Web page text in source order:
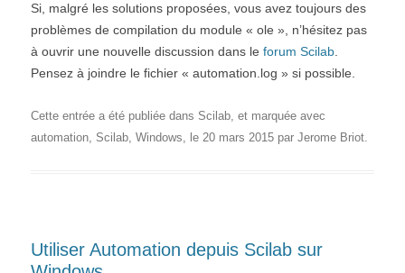
Si, malgré les solutions proposées, vous avez toujours des
problèmes de compilation du module « ole », n’hésitez pas
à ouvrir une nouvelle discussion dans le forum Scilab
Pensez à joindre le fichier « automation.log » si possible.
Cette entrée a été publiée dans Scilab, et marquée avec
automation, Scilab, Windows, le 20 mars 2015 par Jerome Briot.
Utiliser Automation depuis Scilab sur